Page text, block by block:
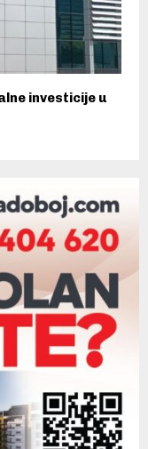
investicije u